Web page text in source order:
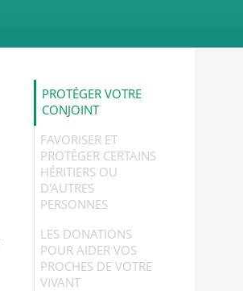
PROTÉGER VOTRE
CONJOINT
FAVORISER ET
PROTÉGER CERTAINS
HÉRITIERS OU
D'AUTRES
PERSONNES
LES DONATIONS
POUR AIDER VOS
PROCHES DE VOTRE
VIVANT